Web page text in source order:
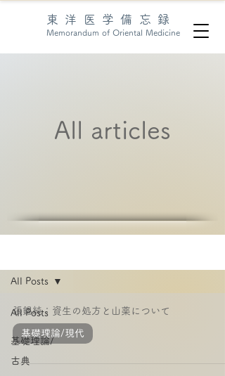
東洋医学備忘録
Memorandum of Oriental Medicine
All articles
All Posts
基礎理論/
古典
All Posts
張錫純：資生の処方と山薬について
基礎理論/現代